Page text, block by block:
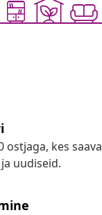
ostjaga, kes
uudiseid.